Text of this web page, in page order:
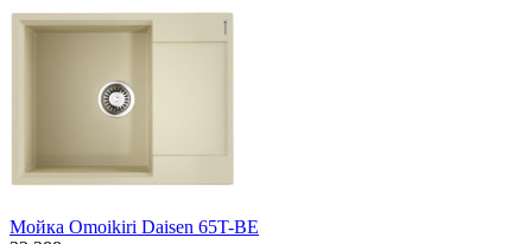
Мойка Omoikiri Daisen 65T-BE